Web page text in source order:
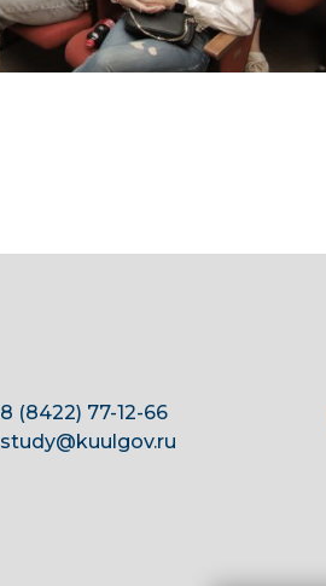
8 (8422) 77-12-66
study@kuulgov.ru